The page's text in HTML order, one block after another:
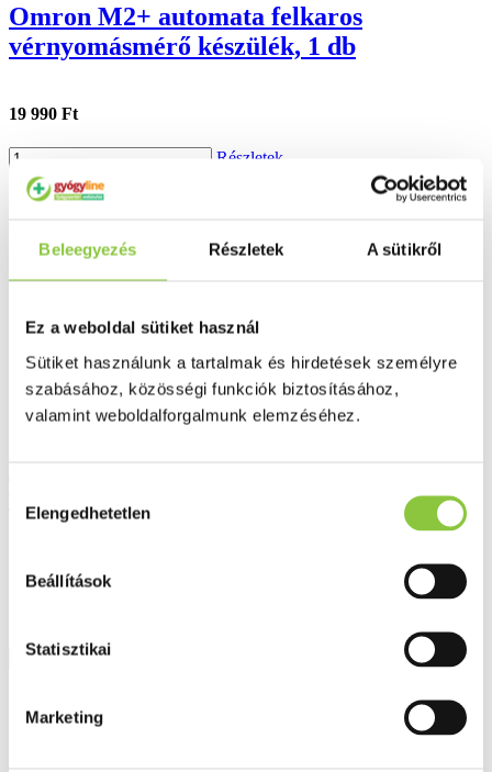
Beleegyezés Részletek A sütikről
Ez a weboldal sütiket használ
Sütiket használunk a tartalmak és hirdetések személyre
szabásához, közösségi funkciók biztosításához,
valamint weboldalforgalmunk elemzéséhez.
kiválasztása
Elengedhetetlen
Beállítások
Statisztikai
Marketing
Omron M2+ automata felkaros
vérnyomásmérő készülék, 1 db
19 990 Ft
Részletek